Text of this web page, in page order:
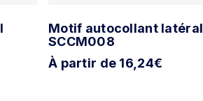
Motif autocollant latéral
SCCM008
À partir de 16,24€